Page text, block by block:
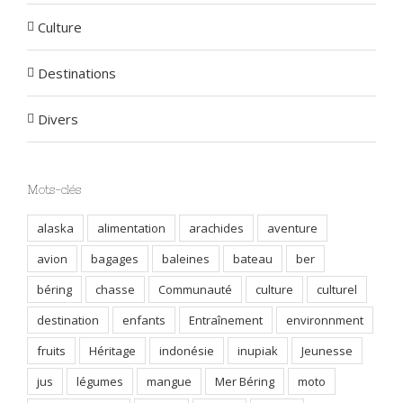
Culture
Destinations
Divers
Mots-clés
alaska alimentation arachides
aventure
avion
bagages baleines bateau
ber
béring
chasse Communauté culture
culturel
destination
enfants Entraînement
environnment
fruits
Héritage indonésie inupiak
Jeunesse
jus
légumes mangue Mer Béring
moto